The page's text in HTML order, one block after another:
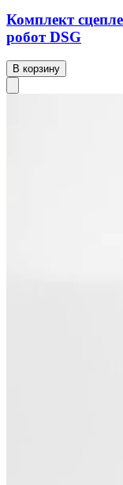
Комплект
робот DSG
В корзину